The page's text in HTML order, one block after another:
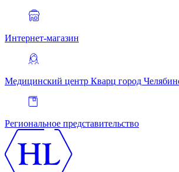
Интернет-магазин
Медицинский центр Кварц город
Региональное представительство